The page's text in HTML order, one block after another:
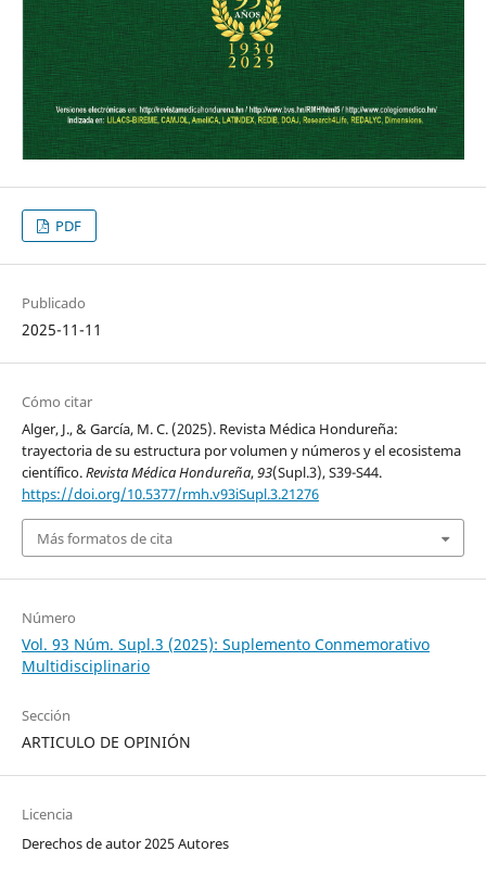
PDF
Publicado
2025-11-11
Cómo citar
Alger, J., & García, M. C. (2025). Revista Médica Hondureña:
trayectoria de su estructura por volumen y números y el ecosistema
científico.Revista Médica Hondureña,93(Supl.3), S39-S44.
https://doi.org/10.5377/rmh.v93iSupl.3.21276
Más formatos de cita
Número
Vol. 93 Núm. Supl.3 (2025): Suplemento Conmemorativo
Multidisciplinario
Sección
ARTICULO DE OPINIÓN
Licencia
Derechos de autor 2025 Autores